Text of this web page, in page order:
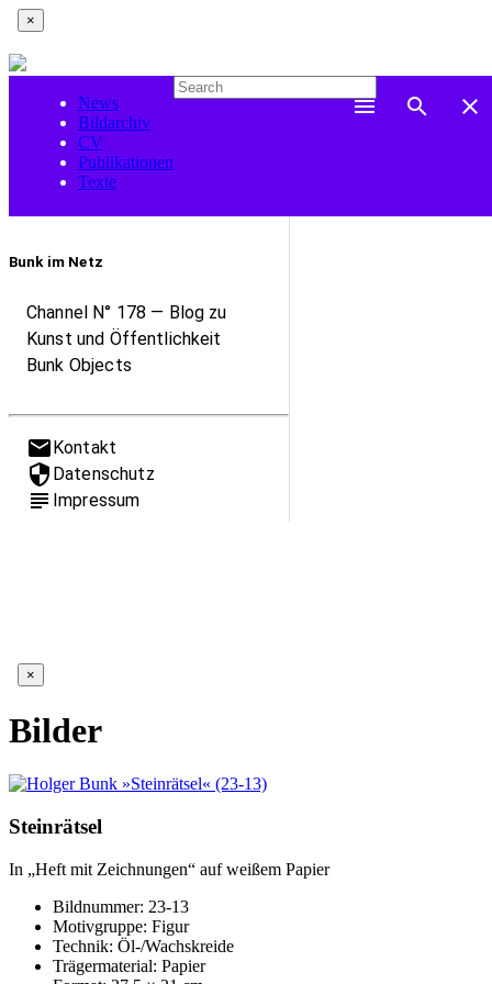
×
News
Bildarchiv
CV
Publikationen
Texte
menu search close
Bunk im Netz
Channel N° 178 — Blog zu
Kunst und Öffentlichkeit
Bunk Objects
mail Kontakt
security Datenschutz
subject Impressum
×
Bilder
Steinrätsel
In „Heft mit Zeichnungen“ auf weißem Papier
Bildnummer: 23-13
Motivgruppe: Figur
Technik: Öl-/Wachskreide
Trägermaterial: Papier